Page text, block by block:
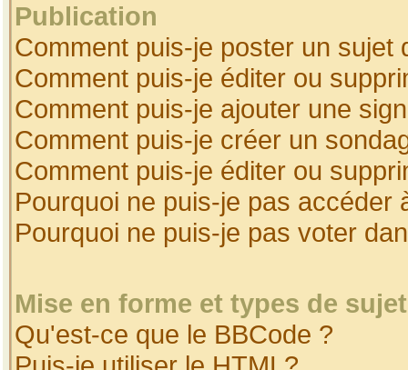
Publication
Comment puis-je poster un sujet
Comment puis-je éditer ou
Comment puis-je ajouter une
Comment puis-je créer un
Comment puis-je éditer ou
Pourquoi ne puis-je pas accéder
Pourquoi ne puis-je pas voter
Mise en forme et types de
Qu'est-ce que le BBCode ?